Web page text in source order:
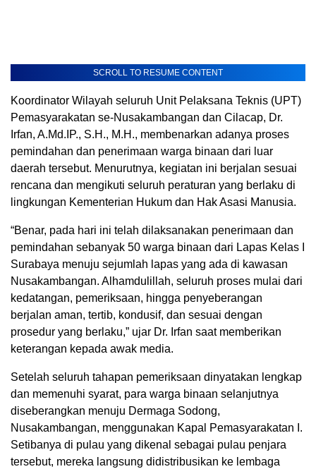
SCROLL TO RESUME CONTENT
Koordinator Wilayah seluruh Unit Pelaksana Teknis (UPT)
Pemasyarakatan se-Nusakambangan dan Cilacap, Dr.
Irfan, A.Md.IP., S.H., M.H., membenarkan adanya proses
pemindahan dan penerimaan warga binaan dari luar
daerah tersebut. Menurutnya, kegiatan ini berjalan sesuai
rencana dan mengikuti seluruh peraturan yang berlaku di
lingkungan Kementerian Hukum dan Hak Asasi Manusia.
“Benar, pada hari ini telah dilaksanakan penerimaan dan
pemindahan sebanyak 50 warga binaan dari Lapas Kelas I
Surabaya menuju sejumlah lapas yang ada di kawasan
Nusakambangan. Alhamdulillah, seluruh proses mulai dari
kedatangan, pemeriksaan, hingga penyeberangan
berjalan aman, tertib, kondusif, dan sesuai dengan
prosedur yang berlaku,” ujar Dr. Irfan saat memberikan
keterangan kepada awak media.
Setelah seluruh tahapan pemeriksaan dinyatakan lengkap
dan memenuhi syarat, para warga binaan selanjutnya
diseberangkan menuju Dermaga Sodong,
Nusakambangan, menggunakan Kapal Pemasyarakatan I.
Setibanya di pulau yang dikenal sebagai pulau penjara
tersebut, mereka langsung didistribusikan ke lembaga